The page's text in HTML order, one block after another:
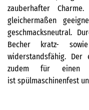
zauberhafter
gleichermaßen
geschmacksneutral.
Becher kratz-
widerstandsfähig. Der
zudem für einen
ist spülmaschinenfest